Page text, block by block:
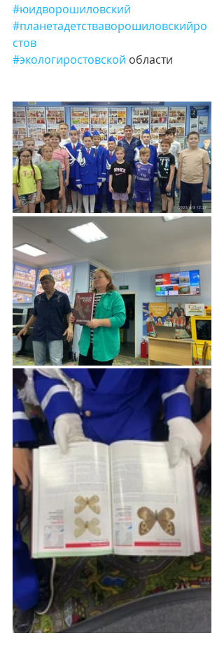
#юидворошиловский
#планетадетстваворошиловскийро
стов
#экологиростовской области